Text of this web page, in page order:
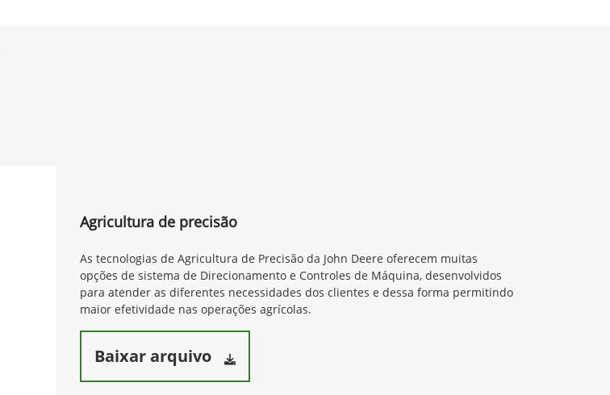
Agricultura de precisão
As tecnologias de Agricultura de Precisão da John Deere oferecem muitas
opções de sistema de Direcionamento e Controles de Máquina, desenvolvidos
para atender as diferentes necessidades dos clientes e dessa forma permitindo
maior efetividade nas operações agrícolas.
Baixar arquivo